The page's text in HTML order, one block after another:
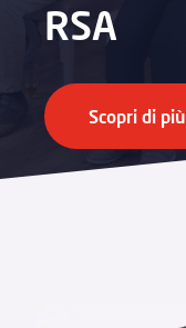
RSA
Scopri di più